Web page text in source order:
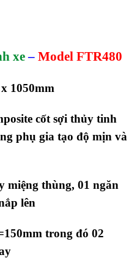
xe– Model FTR480
1050mm
cốt sợi thủy tinh
phụ gia tạo độ mịn và
miệng thùng, 01 ngăn
lên
trong đó 02